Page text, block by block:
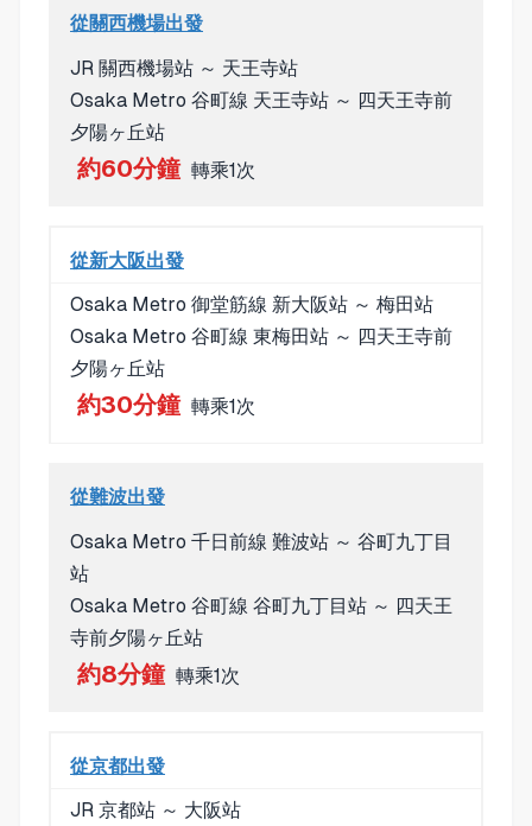
從關西機場出發
JR 關西機場站 ～ 天王寺站
Osaka Metro 谷町線 天王寺站 ～ 四天王寺前
夕陽ヶ丘站
約60分鐘 轉乘1次
從新大阪出發
Osaka Metro 御堂筋線 新大阪站 ～ 梅田站
Osaka Metro 谷町線 東梅田站 ～ 四天王寺前
夕陽ヶ丘站
約30分鐘 轉乘1次
從難波出發
Osaka Metro 千日前線 難波站 ～ 谷町九丁目
站
Osaka Metro 谷町線 谷町九丁目站 ～ 四天王
寺前夕陽ヶ丘站
約8分鐘 轉乘1次
從京都出發
JR 京都站 ～ 大阪站